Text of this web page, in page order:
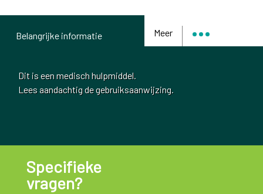
Meer
Belangrijke informatie
Dit is een medisch hulpmiddel.
Lees aandachtig de gebruiksaanwijzing.
Specifieke
vragen?